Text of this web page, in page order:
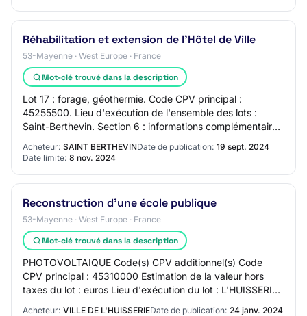
Réhabilitation et extension de l'Hôtel de Ville
53-Mayenne · West Europe · France
Mot-clé trouvé dans la description
Lot 17 : forage, géothermie. Code CPV principal :
45255500. Lieu d'exécution de l'ensemble des lots :
Saint-Berthevin. Section 6 : informations complémentaires
Acheteur: SAINT BERTHEVINDate de publication: 19 sept. 2024
Date limite: 8 nov. 2024
Reconstruction d'une école publique
53-Mayenne · West Europe · France
Mot-clé trouvé dans la description
PHOTOVOLTAIQUE Code(s) CPV additionnel(s) Code
CPV principal : 45310000 Estimation de la valeur hors
taxes du lot : euros Lieu d'exécution du lot : L'HUISSERIE
Acheteur: VILLE DE L'HUISSERIEDate de publication: 24 janv. 2024